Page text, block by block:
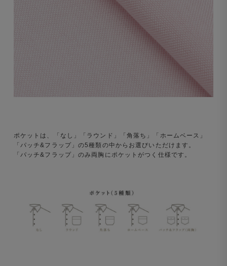
ポケットは、「なし」「ラウンド」「角落ち」「ホームベース」
「パッチ&フラップ」の5種類の中からお選びいただけます。
「パッチ&フラップ」のみ両胸にポケットがつく仕様です。